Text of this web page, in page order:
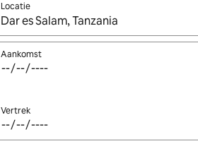
Locatie
Wanneer er resultaten beschikbaar zijn,
Aankomst
Vertrek